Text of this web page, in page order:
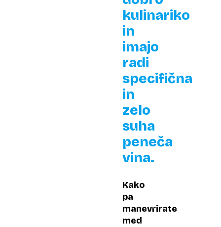
kulinariko
in
imajo
radi
specifična
in
zelo
suha
peneča
vina.
Kako
pa
manevrirate
med